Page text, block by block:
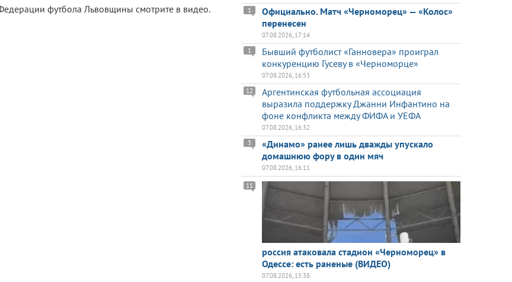
футбола Львовщины смотрите в видео.
Официально. Матч «Черноморец» — «Колос»
перенесен
1
07.08.2026, 17:14
Бывший футболист «Ганновера» проиграл
конкуренцию Гусеву в «Черноморце»
1
07.08.2026, 16:53
Аргентинская футбольная ассоциация
выразила поддержку Джанни Инфантино на
фоне конфликта между ФИФА и УЕФА
12
07.08.2026, 16:32
«Динамо» ранее лишь дважды упускало
домашнюю фору в один мяч
3
07.08.2026, 16:11
россия атаковала стадион «Черноморец» в
Одессе: есть раненые (ВИДЕО)
11
07.08.2026, 15:38